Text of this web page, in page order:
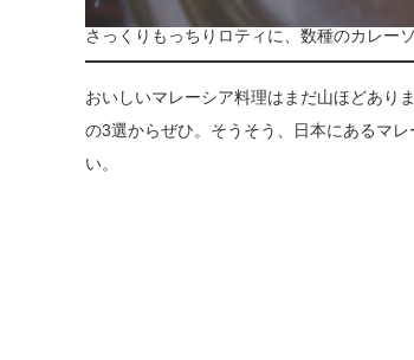
さっくりもっちりロティに、数種のカレー
おいしいマレーシア料理はまだ山ほどあり
の3選からぜひ。そうそう、日本にあるマ
い。